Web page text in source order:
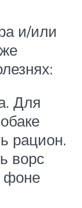
и/или
Для
рацион.
ворс
фоне